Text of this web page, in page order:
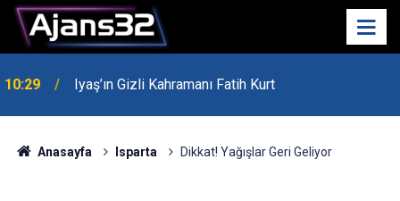
00:52 Isparta'da Asker Eğlencesinde Kavga Çıktı
Anasayfa Isparta Dikkat! Yağışlar Geri Geliyor